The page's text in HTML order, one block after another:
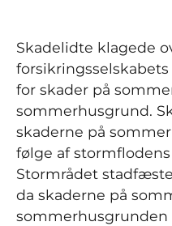
Skadelidte klagede
for skader på
sommerhusgrund.
skaderne på
følge af
Stormrådet
da skaderne på
sommerhusgrunden